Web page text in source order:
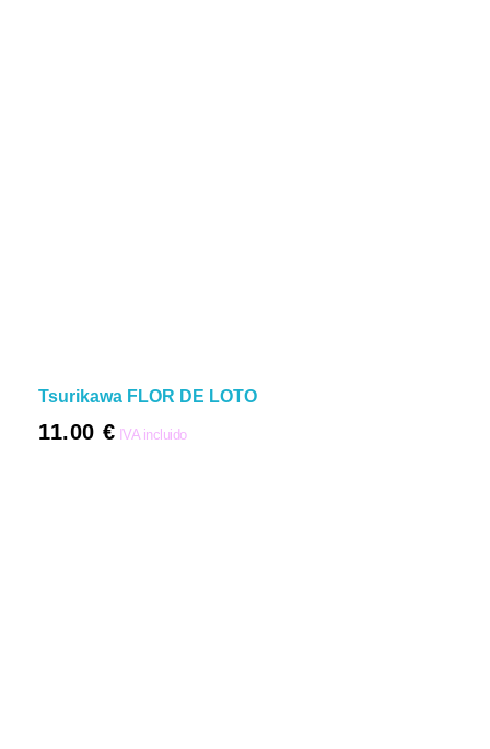
Tsurikawa FLOR DE LOTO
11.00 € IVA incluido